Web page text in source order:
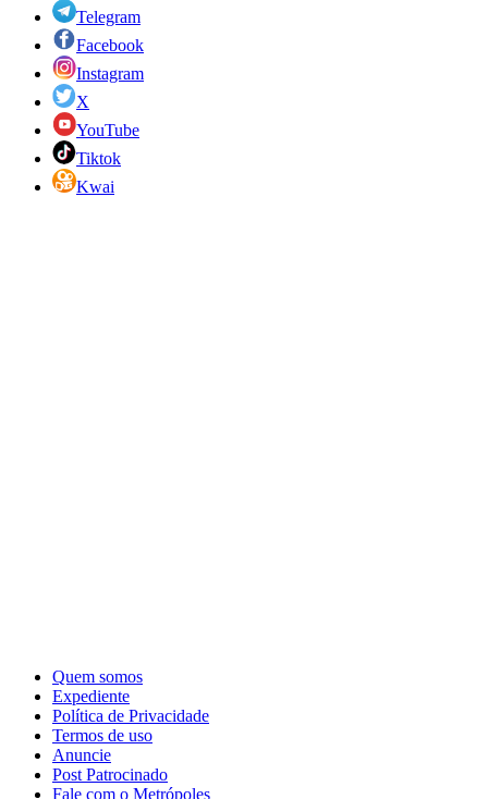
Telegram
Facebook
Instagram
X
YouTube
Tiktok
Kwai
Quem somos
Expediente
Política de Privacidade
Termos de uso
Anuncie
Post Patrocinado
Fale com o Metrópoles